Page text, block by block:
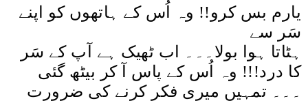
یارم بس کرو!! وہ اُس کے ہاتھوں کو اپنے
سَر سے
ہٹاتا ہوا بولا۔۔۔ اب ٹھیک ہے آپ کے سَر
کا درد!!! وہ اُس کے پاس آ کر بیٹھ گئی
۔۔۔ تمہیں میری فکر کرنے کی ضرورت